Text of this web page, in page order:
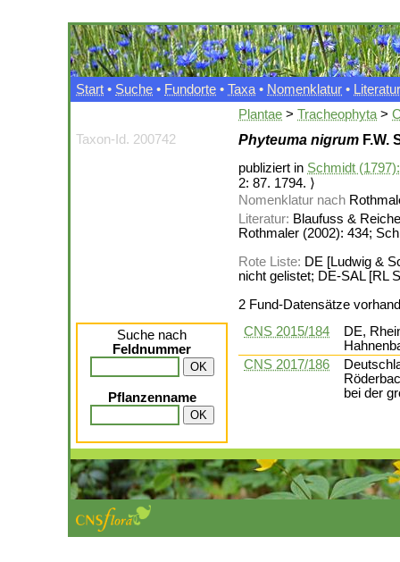
Start • Suche • Fundorte • Taxa • Nomenklatur • Literatur
Plantae > Tracheophyta >
Taxon-Id. 200742
Phyteuma nigrum F.W.
publiziert in Schmidt
2: 87. 1794. ⟩
Nomenklatur nach
Literatur: Blaufuss &
Rothmaler (2002): 434;
Rote Liste: DE [Ludwig &
nicht gelistet; DE-SAL [RL
2 Fund-Datensätze
Suche nach
Feldnummer
Pflanzenname
CNS 2015/184
DE,
CNS 2017/186
bei der